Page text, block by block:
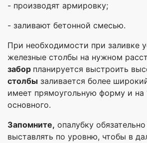
- производят армировку;
- заливают бетонной смесью.
При необходимости при заливке
железные столбы на нужном
забор планируется выстроить
столбы заливается более
имеет прямоугольную форму и
основного.
Запомните, опалубку
выставлять по уровню, чтобы в